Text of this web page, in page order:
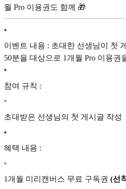
월 Pro 이용권도 함께 🎁
•
이벤트 내용 : 초대한 선생님이 첫
50분을 대상으로 1개월 Pro 이용권
•
참여 규칙 :
◦
초대받은 선생님의 첫 게시글 작성
•
혜택 내용 :
◦
1개월 미리캔버스 무료 구독권 (선